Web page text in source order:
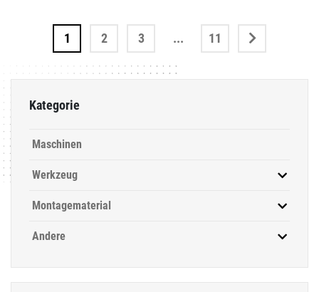
Kategorie
Maschinen
Werkzeug
Montagematerial
Andere
1 2 3 ... 11